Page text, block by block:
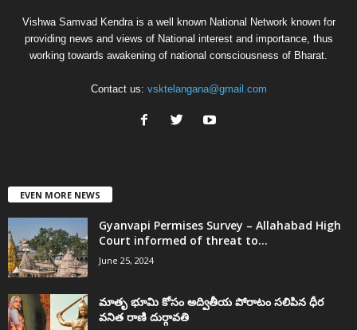
Vishwa Samvad Kendra is a well known National Network known for
providing news and views of National interest and importance, thus
working towards awakening of national consciousness of Bharat.
Contact us: vsktelangana@gmail.com
EVEN MORE NEWS
Gyanvapi Permises Survey – Allahabad High
Court informed of threat to...
June 25, 2024
మాతృ భూమి కోసం అద్వితీయ పోరాటం సలిపిన ధీర
వనిత రాణి దుర్గావతి